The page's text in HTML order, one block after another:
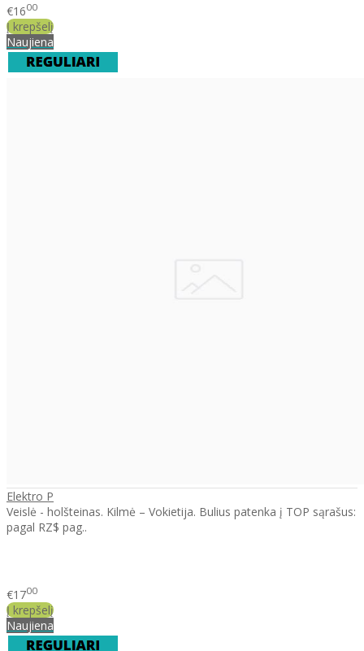
€1600
Į krepšelį
Naujiena
Elektro P
Veislė - holšteinas. Kilmė – Vokietija. Bulius patenka į TOP sąrašus:
pagal RZ$ pag..
€1700
Į krepšelį
Naujiena